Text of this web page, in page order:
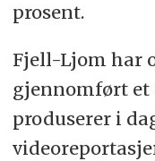
prosent.
Fjell-Ljom har
gjennomført
produserer i